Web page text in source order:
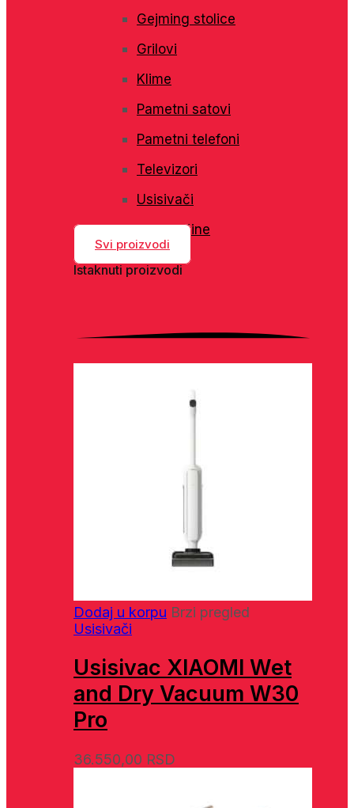
Gejming stolice
Grilovi
Klime
Pametni satovi
Pametni telefoni
Televizori
Usisivači
Veš mašine
Svi proizvodi
Istaknuti proizvodi
Dodaj u korpu Brzi pregled
Usisivači
Usisivac XIAOMI Wet
and Dry Vacuum W30
Pro
36.550,00 RSD